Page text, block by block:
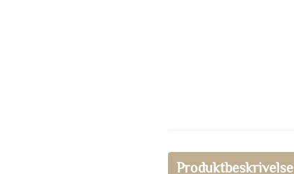
Produktbeskrivelse